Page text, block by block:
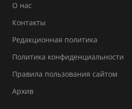
О нас
Контакты
Редакционная политика
Политика конфиденциальности
Правила пользования сайтом
Архив